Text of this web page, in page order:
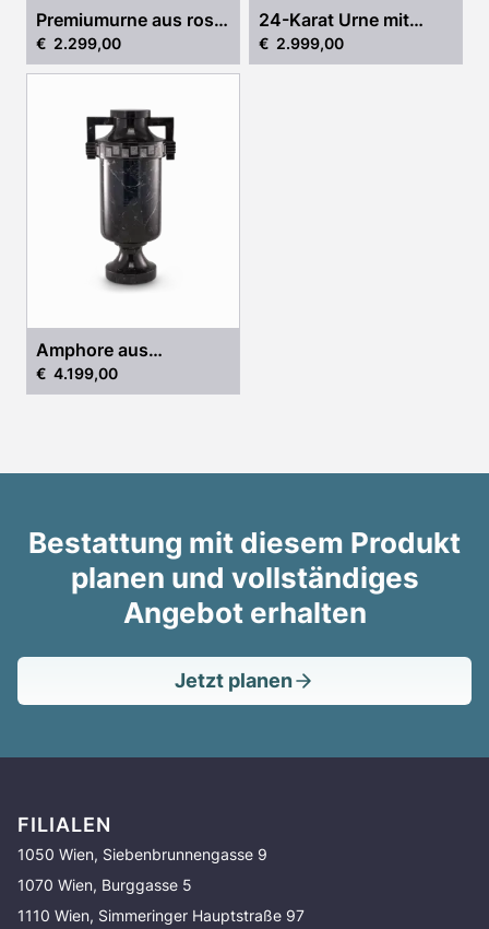
Premiumurne aus rosa
Marmor
€ 2.299,00
24-Karat Urne mit
Goldauflage
€ 2.999,00
Amphore aus
schwarzem Marmor
€ 4.199,00
Bestattung mit diesem Produkt
planen und vollständiges
Angebot erhalten
Jetzt planen
FILIALEN
1050 Wien, Siebenbrunnengasse 9
1070 Wien, Burggasse 5
1110 Wien, Simmeringer Hauptstraße 97